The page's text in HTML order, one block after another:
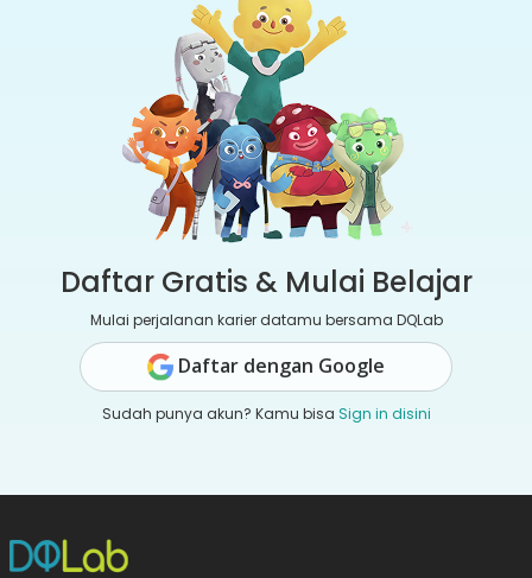
Daftar Gratis & Mulai Belajar
Mulai perjalanan karier datamu bersama DQLab
Daftar dengan Google
Sudah punya akun? Kamu bisa Sign in disini